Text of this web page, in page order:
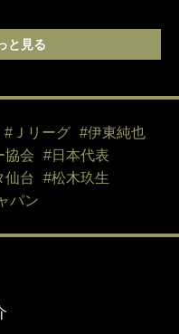
と見る
#Ｊリーグ
#伊東純也
協会
#日本代表
仙台
#松木玖生
パン